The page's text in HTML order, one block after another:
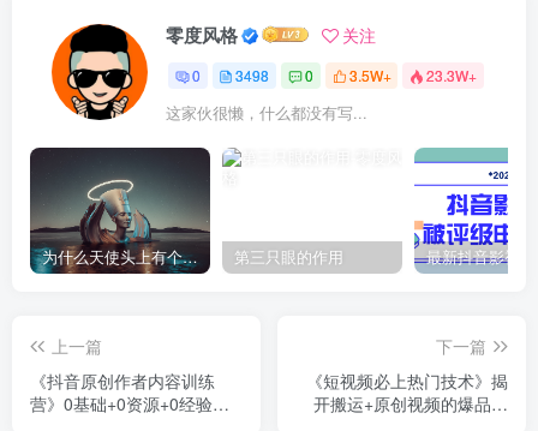
零度风格 关注
0 3498 0 3.5W+ 23.3W+
这家伙很懒，什么都没有写...
为什么天使头上有个圈？ 第三只眼的作用
上一篇
《抖音原创作者内容训练
营》0基础+0资源+0经验，
下一篇
《短视频必上热门技术》揭
开搬运+原创视频的爆品技